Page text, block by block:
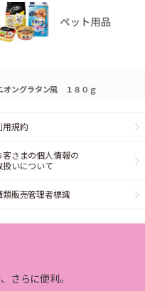
オングラタン風 １８０ｇ
用規約
客さまの個人情報の
扱いについて
類販売管理者標識
さらに便利。